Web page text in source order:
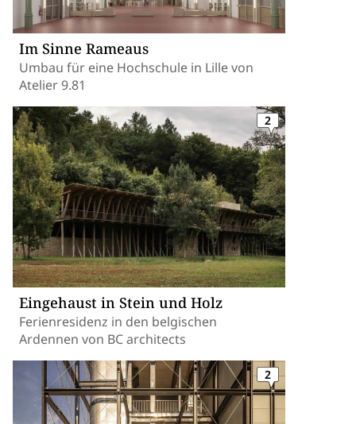
Im Sinne Rameaus
Umbau für eine Hochschule in Lille von
Atelier 9.81
Eingehaust in Stein und Holz
Ferienresidenz in den belgischen
Ardennen von BC architects
2
2